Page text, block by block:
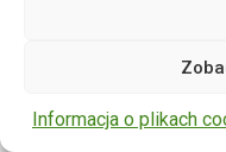
Informacja o plikach